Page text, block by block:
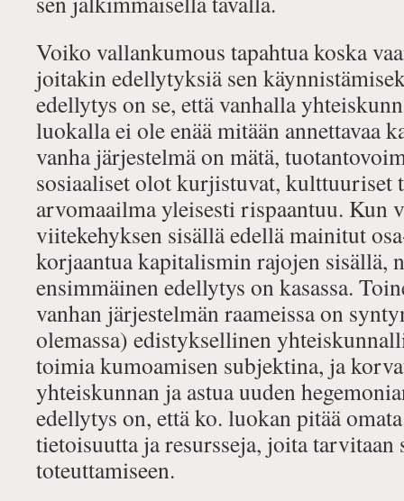
Voiko vallankumous tapahtua koska
joitakin edellytyksiä sen
edellytys on se, että vanhalla
luokalla ei ole enää mitään annettavaa
vanha järjestelmä on mätä,
sosiaaliset olot kurjistuvat, kulttuuriset
arvomaailma yleisesti rispaantuu. Kun
viitekehyksen sisällä edellä mainitut
korjaantua kapitalismin rajojen sisällä,
ensimmäinen edellytys on kasassa.
vanhan järjestelmän raameissa on
olemassa) edistyksellinen
toimia kumoamisen subjektina, ja
yhteiskunnan ja astua uuden
edellytys on, että ko. luokan pitää
tietoisuutta ja resursseja, joita tarvitaan
toteuttamiseen.